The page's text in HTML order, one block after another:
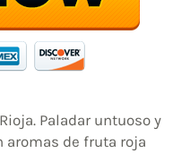
Paladar untuoso y
aromas de fruta roja